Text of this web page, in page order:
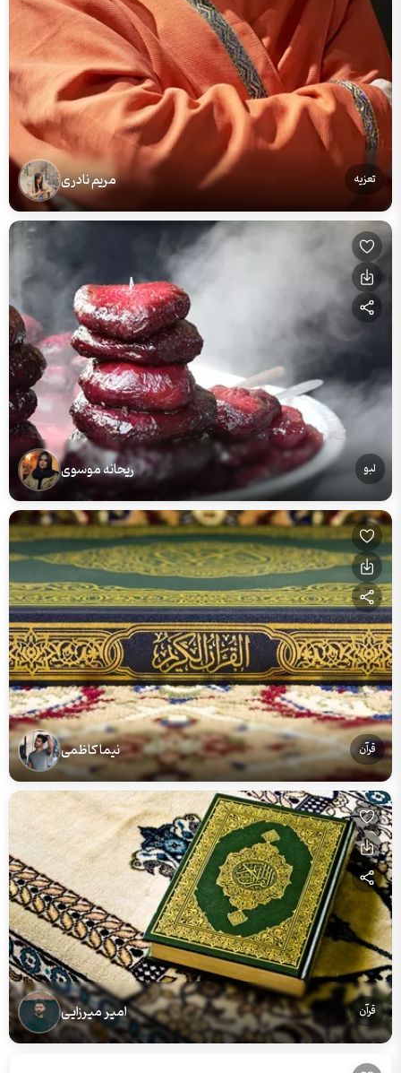
تعزیه مریم نادری
لبو ریحانه موسوی
قرآن نیما کاظمی
قرآن امیر میرزایی